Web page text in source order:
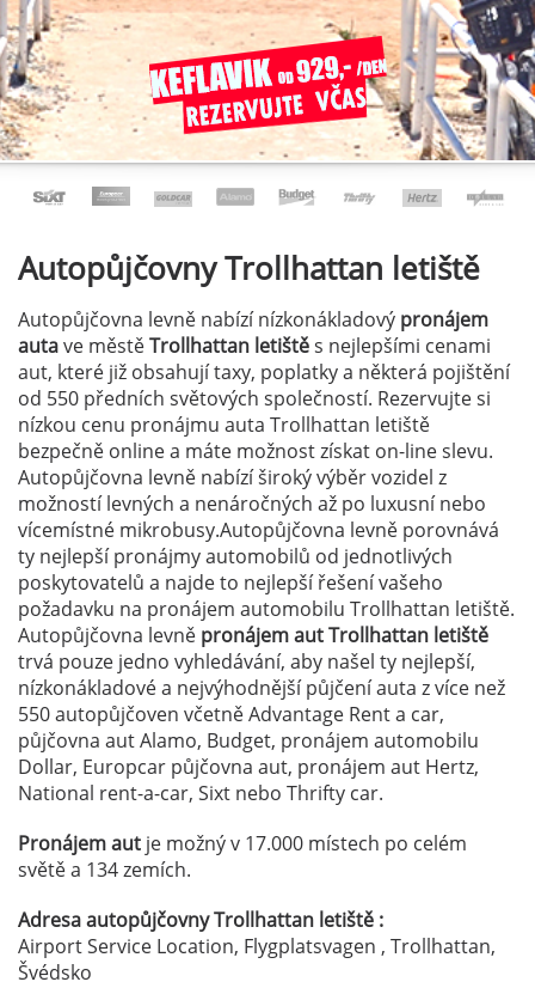
AutopůjčovnyTrollhattan letiště
Autopůjčovna levně nabízí nízkonákladový pronájem
autave městěTrollhattan letištěs nejlepšími cenami
aut, které již obsahují taxy, poplatky a některá pojištění
od 550 předních světových společností. Rezervujte si
nízkou cenu pronájmu auta Trollhattan letiště
bezpečně online a máte možnost získat on-line slevu.
Autopůjčovna levně nabízí široký výběr vozidel z
možností levných a nenáročných až po luxusní nebo
vícemístné mikrobusy.Autopůjčovna levně porovnává
ty nejlepší pronájmy automobilů od jednotlivých
poskytovatelů a najde to nejlepší řešení vašeho
požadavku na pronájem automobilu Trollhattan letiště.
Autopůjčovna levně pronájem aut Trollhattan letiště
trvá pouze jedno vyhledávání, aby našel ty nejlepší,
nízkonákladové a nejvýhodnější půjčení auta z více než
550 autopůjčoven včetně Advantage Rent a car,
půjčovna aut Alamo, Budget, pronájem automobilu
Dollar, Europcar půjčovna aut, pronájem aut Hertz,
National rent-a-car, Sixt nebo Thrifty car.
Pronájem aut je možný v 17.000 místech po celém
světě a 134 zemích.
Adresa autopůjčovny Trollhattan letiště :
Airport Service Location, Flygplatsvagen , Trollhattan,
Švédsko